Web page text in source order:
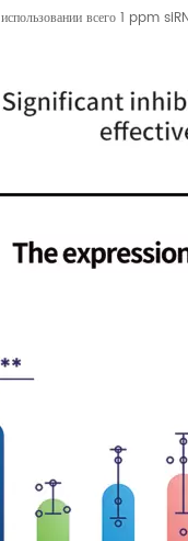
всего 1 ppm